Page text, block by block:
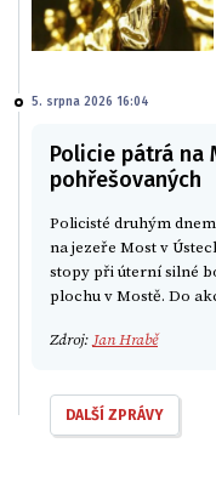
5. srpna 2026 16:04
Policie pátrá na
pohřešovaných
Policisté druhým
na jezeře Most v
stopy při úterní silné
plochu v Mostě. Do
Zdroj: Jan Hrabě
DALŠÍ ZPRÁVY